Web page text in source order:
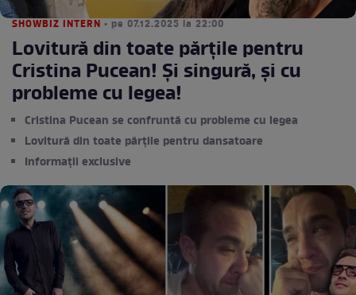
SHOWBIZ INTERN • pe 07.12.2025 la 22:00
Lovitură din toate părțile pentru
Cristina Pucean! Și singură, și cu
probleme cu legea!
Cristina Pucean se confruntă cu probleme cu legea
Lovitură din toate părțile pentru dansatoare
Informații exclusive